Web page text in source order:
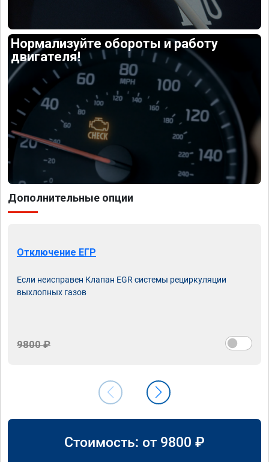
Нормализуйте обороты и работу
двигателя!
Дополнительные опции
Отключение ЕГР
Если неисправен Клапан EGR системы рециркуляции
выхлопных газов
9800 ₽
Стоимость: от 9800 ₽